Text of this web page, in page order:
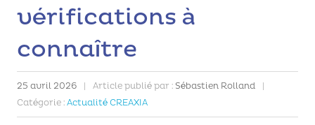
vérifications à
connaître
25 avril 2026 Article publié par : Sébastien Rolland
Catégorie : Actualité CREAXIA